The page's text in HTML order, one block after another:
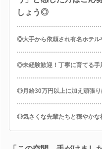
しょう◎
◎大手から依頼され有名ホテル
◎未経験歓迎！丁寧に育てる手
◎月給30万円以上に加え頑張り
◎気さくな先輩たちと穏やかな